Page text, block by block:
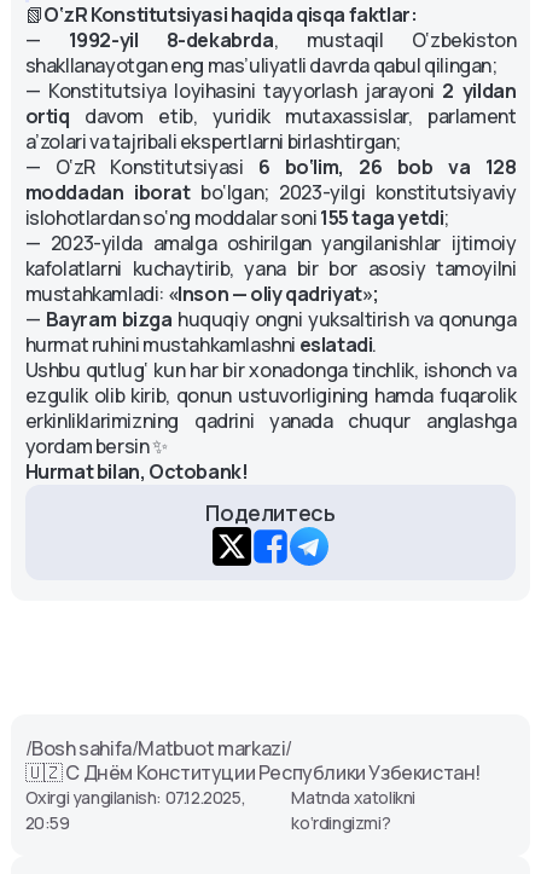
📗O‘zR Konstitutsiyasi haqida qisqa faktlar:
— 1992-yil 8-dekabrda, mustaqil O‘zbekiston
shakllanayotgan eng mas’uliyatli davrda qabul qilingan;
— Konstitutsiya loyihasini tayyorlash jarayoni 2 yildan
ortiq davom etib, yuridik mutaxassislar, parlament
a’zolari va tajribali ekspertlarni birlashtirgan;
— O‘zR Konstitutsiyasi 6 bo‘lim, 26 bob va 128
moddadan iboratbo‘lgan; 2023-yilgi konstitutsiyaviy
islohotlardan so‘ng moddalar soni155 taga yetdi;
— 2023-yilda amalga oshirilgan yangilanishlar ijtimoiy
kafolatlarni kuchaytirib, yana bir bor asosiy tamoyilni
mustahkamladi: «Inson — oliy qadriyat»;
— Bayram bizga huquqiy ongni yuksaltirish va qonunga
hurmat ruhini mustahkamlashni eslatadi.
Ushbu qutlug‘ kun har bir xonadonga tinchlik, ishonch va
ezgulik olib kirib, qonun ustuvorligining hamda fuqarolik
erkinliklarimizning qadrini yanada chuqur anglashga
yordam bersin ✨
Hurmat bilan, Octobank!
Поделитесь
/Bosh sahifa/Matbuot markazi/
🇺🇿 С Днём Конституции Республики Узбекистан!
Oxirgi yangilanish: 07.12.2025,
20:59
Matnda xatolikni
ko‘rdingizmi?